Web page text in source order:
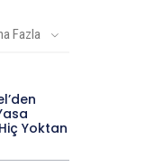
Fazla
Yoktan